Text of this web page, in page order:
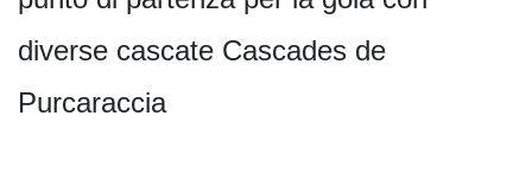
diverse cascate Cascades de
Purcaraccia